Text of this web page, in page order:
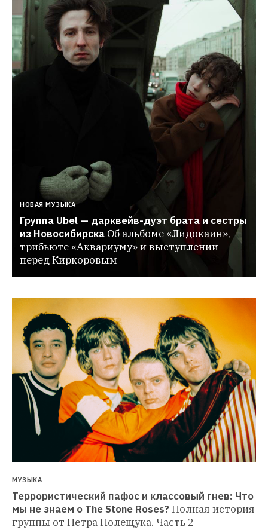
НОВАЯ МУЗЫКА
Группа Ubel — дарквейв-дуэт брата и сестры
из Новосибирска Об альбоме «Лидокаин»,
трибьюте «Аквариуму» и выступлении
перед Киркоровым
МУЗЫКА
Террористический пафос и классовый гнев: Что
мы не знаем о The Stone Roses?Полная история
группы от Петра Полещука. Часть 2